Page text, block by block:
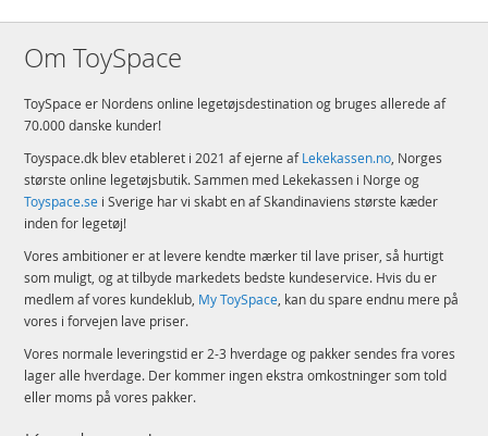
Om ToySpace
ToySpace er Nordens online legetøjsdestination og bruges allerede af
70.000 danske kunder!
Toyspace.dk blev etableret i 2021 af ejerne afLekekassen.no, Norges
største online legetøjsbutik. Sammen med Lekekassen i Norge og
Toyspace.se i Sverige har vi skabt en af Skandinaviens største kæder
inden for legetøj!
Vores ambitioner er at levere kendte mærker til lave priser, så hurtigt
som muligt, og at tilbyde markedets bedste kundeservice. Hvis du er
medlem af vores kundeklub, My ToySpace, kan du spare endnu mere på
vores i forvejen lave priser.
Vores normale leveringstid er 2-3 hverdage og pakker sendes fra vores
lager alle hverdage. Der kommer ingen ekstra omkostninger som told
eller moms på vores pakker.